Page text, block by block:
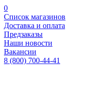
0
Список магазинов
Доставка и оплата
Предзаказы
Наши новости
Вакансии
8 (800) 700-44-41